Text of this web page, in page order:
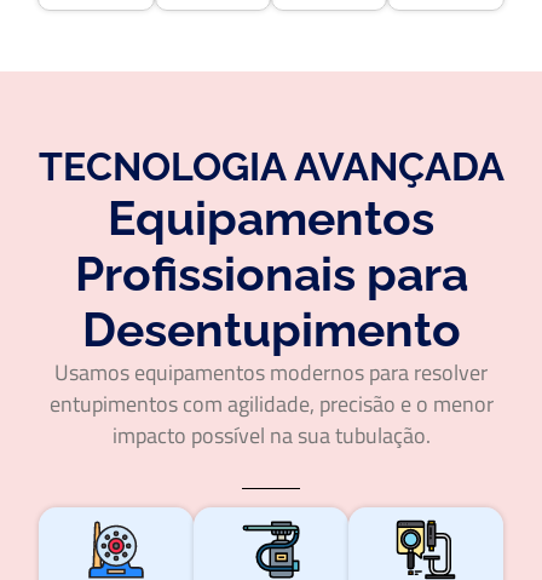
TECNOLOGIA AVANÇADA
Equipamentos
Profissionais para
Desentupimento
Usamos equipamentos modernos para resolver
entupimentos com agilidade, precisão e o menor
impacto possível na sua tubulação.